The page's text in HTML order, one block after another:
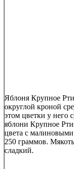
Яблоня Крупное
округлой кроной
этом цветки у него
яблони Крупное
цвета с
250 граммов.
сладкий.